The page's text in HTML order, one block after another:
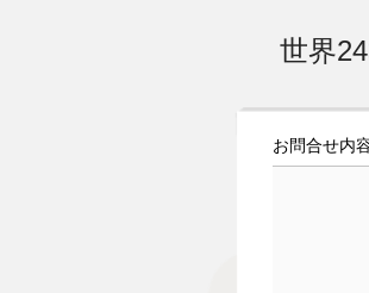
世界
お問合せ内